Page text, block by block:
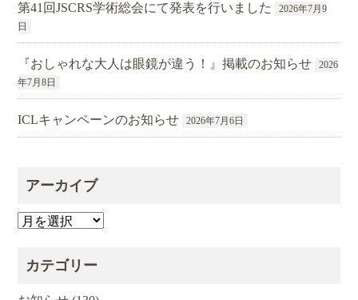
第41回JSCRS学術総会にて発表を行いました
2026年7月9
日
『おしゃれな大人は眼鏡が違う！』掲載のお知らせ
2026
年7月8日
ICLキャンペーンのお知らせ 2026年7月6日
アーカイブ
ア
ブ
カテゴリー